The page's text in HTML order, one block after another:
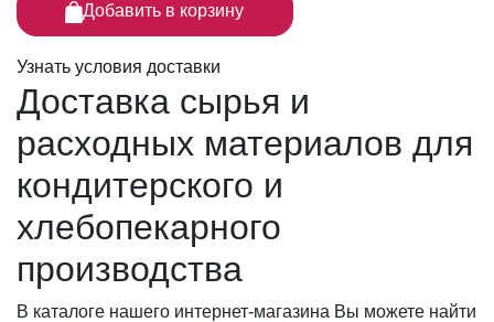
Добавить в корзину
Узнать условия доставки
Доставка сырья и
расходных материалов для
кондитерского и
хлебопекарного
производства
В каталоге нашего интернет-магазина Вы можете найти